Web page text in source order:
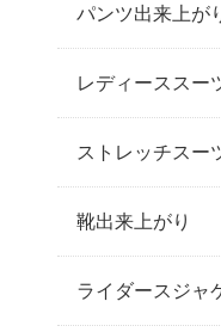
パンツ出来上が
レディーススー
ストレッチスー
靴出来上がり
ライダースジャ